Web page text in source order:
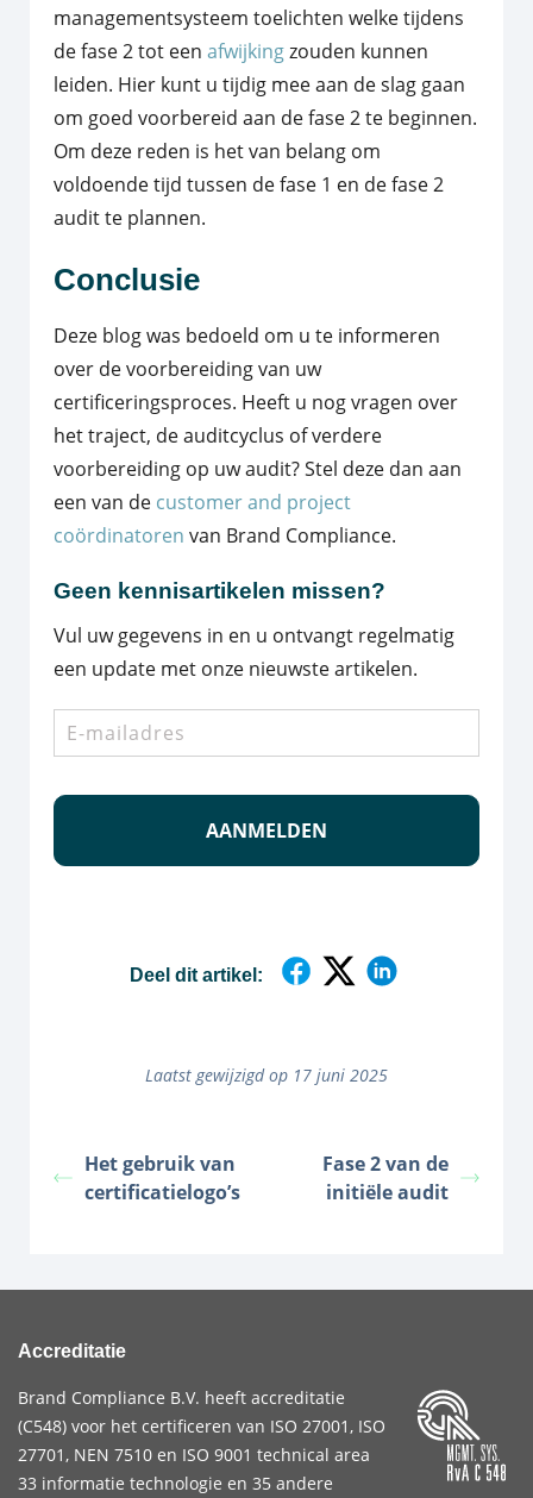
managementsysteem toelichten welke tijdens
de fase 2 tot een afwijkingzouden kunnen
leiden. Hier kunt u tijdig mee aan de slag gaan
om goed voorbereid aan de fase 2 te beginnen.
Om deze reden is het van belang om
voldoende tijd tussen de fase 1 en de fase 2
audit te plannen.
Conclusie
Deze blog was bedoeld om u te informeren
over de voorbereiding van uw
certificeringsproces. Heeft u nog vragen over
het traject, de auditcyclus of verdere
voorbereiding op uw audit? Stel deze dan aan
een van de customer and project
coördinatoren van Brand Compliance.
Geen kennisartikelen missen?
Vul uw gegevens in en u ontvangt regelmatig
een update met onze nieuwste artikelen.
E-
mailadres *
Deel dit artikel:
Laatst gewijzigd op 17 juni 2025
Het gebruik van
certificatielogo’s
Fase 2 van de
initiële audit
Accreditatie
Brand Compliance B.V. heeft accreditatie
(C548) voor het certificeren van ISO 27001, ISO
27701, NEN 7510 en ISO 9001 technical area
33 informatie technologie en 35 andere